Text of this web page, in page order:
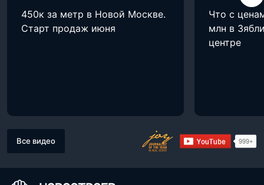
450к за метр в Новой Москве.
Старт продаж июня
Что с
млн в
центре
Все видео